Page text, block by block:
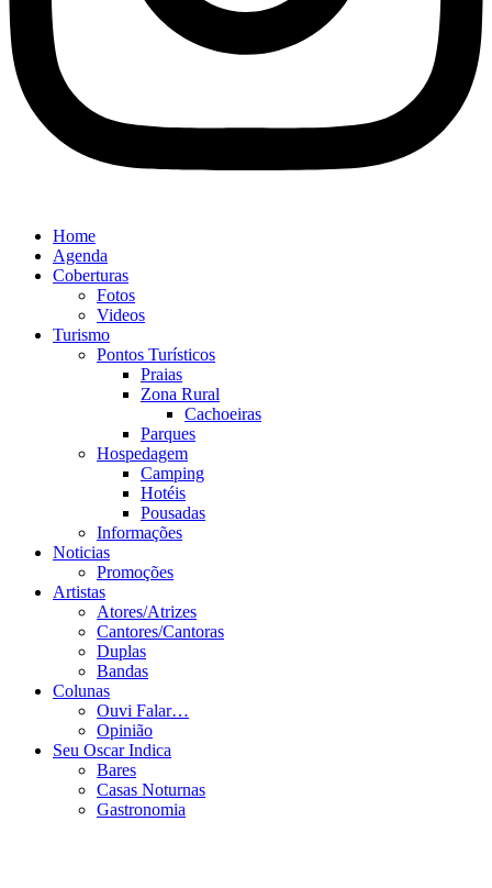
Home
Agenda
Coberturas
Fotos
Videos
Turismo
Pontos Turísticos
Praias
Zona Rural
Cachoeiras
Parques
Hospedagem
Camping
Hotéis
Pousadas
Informações
Noticias
Promoções
Artistas
Atores/Atrizes
Cantores/Cantoras
Duplas
Bandas
Colunas
Ouvi Falar…
Opinião
Seu Oscar Indica
Bares
Casas Noturnas
Gastronomia